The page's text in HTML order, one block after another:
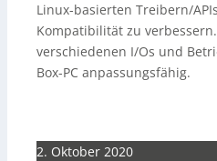
Linux-basierten Treibern/
Kompatibilität zu
verschiedenen I/Os und
Box-PC anpassungsfähig.
2. Oktober 2020